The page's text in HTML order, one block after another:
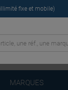
fixe et mobile)
MARQUES